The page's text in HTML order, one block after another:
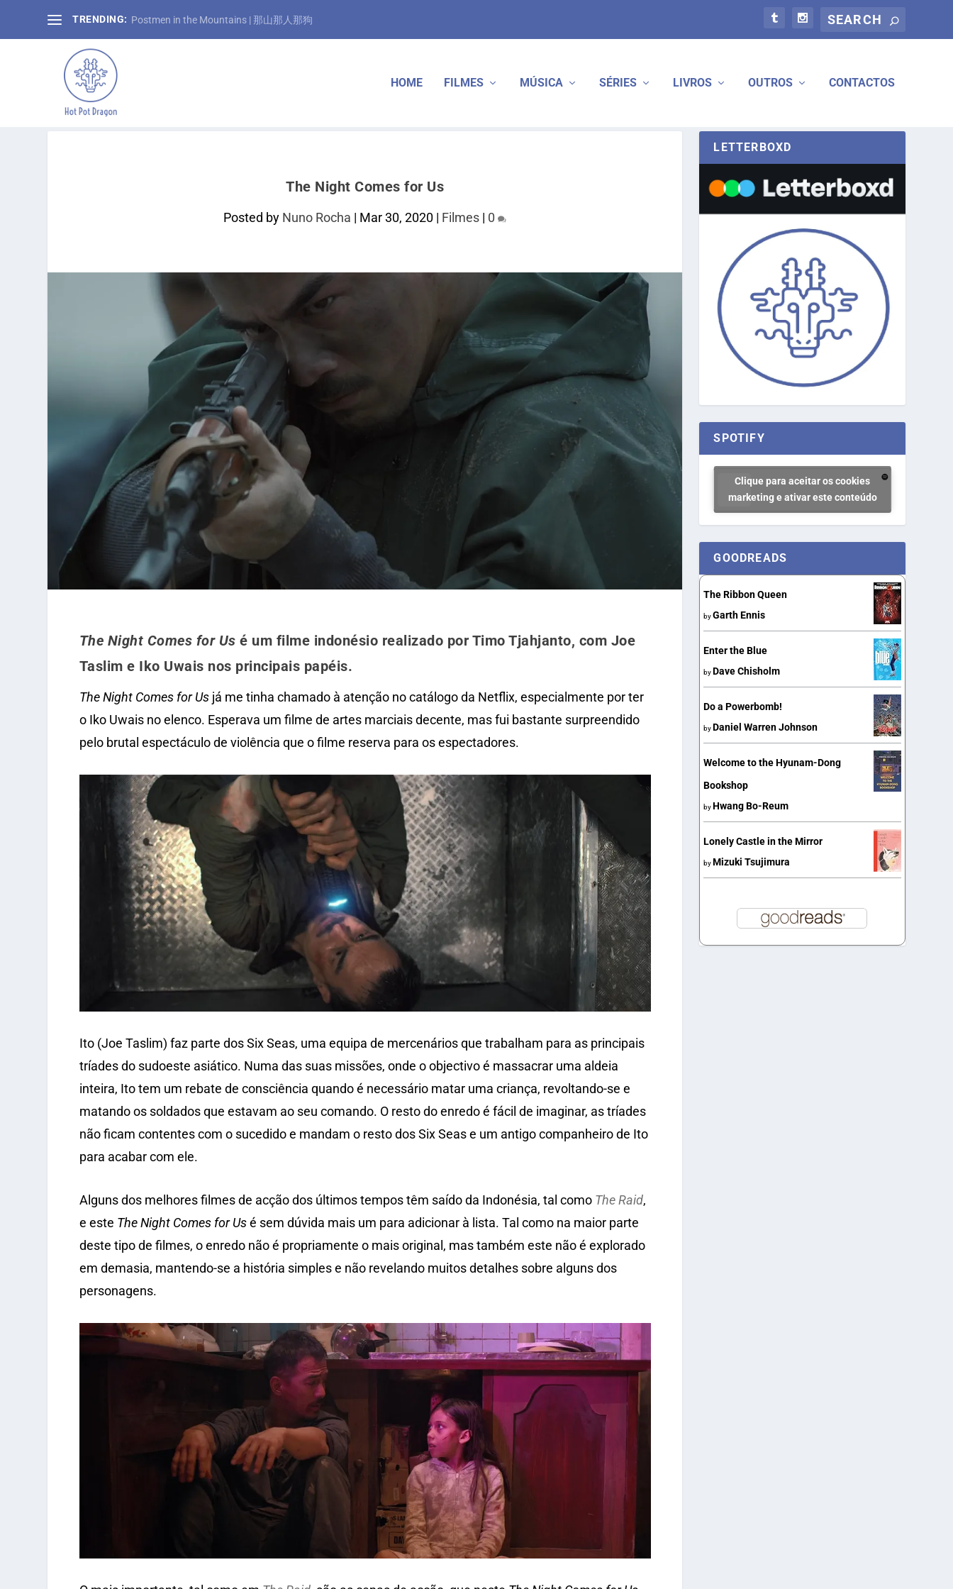
TRENDING: Postmen in the Mountains | 那山那人那狗
HOME FILMES MÚSICA SÉRIES LIVROS OUTROS CONTACTOS
The Night Comes for Us
Posted by Nuno Rocha | Mar 30, 2020 | Filmes | 0
The Night Comes for Us é um filme indonésio realizado por Timo Tjahjanto, com Joe
Taslim e Iko Uwais nos principais papéis.
The Night Comes for Usjá me tinha chamado à atenção no catálogo da Netflix, especialmente por ter
o Iko Uwais no elenco. Esperava um filme de artes marciais decente, mas fui bastante surpreendido
pelo brutal espectáculo de violência que o filme reserva para os espectadores.
Ito (Joe Taslim) faz parte dos Six Seas, uma equipa de mercenários que trabalham para as principais
tríades do sudoeste asiático. Numa das suas missões, onde o objectivo é massacrar uma aldeia
inteira, Ito tem um rebate de consciência quando é necessário matar uma criança, revoltando-se e
matando os soldados que estavam ao seu comando. O resto do enredo é fácil de imaginar, as tríades
não ficam contentes com o sucedido e mandam o resto dos Six Seas e um antigo companheiro de Ito
para acabar com ele.
Alguns dos melhores filmes de acção dos últimos tempos têm saído da Indonésia, tal como The Raid,
e este The Night Comes for Usé sem dúvida mais um para adicionar à lista. Tal como na maior parte
deste tipo de filmes, o enredo não é propriamente o mais original, mas também este não é explorado
em demasia, mantendo-se a história simples e não revelando muitos detalhes sobre alguns dos
personagens.
LETTERBOXD
SPOTIFY
Clique para aceitar os cookies
marketing e ativar este conteúdo
GOODREADS
The Ribbon Queen
byGarth Ennis
Enter the Blue
by Dave Chisholm
Do a Powerbomb!
by Daniel Warren Johnson
Welcome to the Hyunam-Dong
Bookshop
by Hwang Bo-Reum
Lonely Castle in the Mirror
by Mizuki Tsujimura